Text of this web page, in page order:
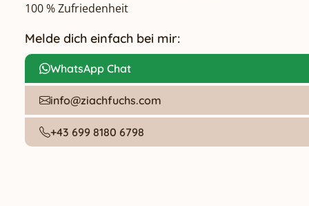
100 % Zufriedenheit
Melde dich einfach bei mir:
WhatsApp Chat
info@ziachfuchs.com
+43 699 8180 6798